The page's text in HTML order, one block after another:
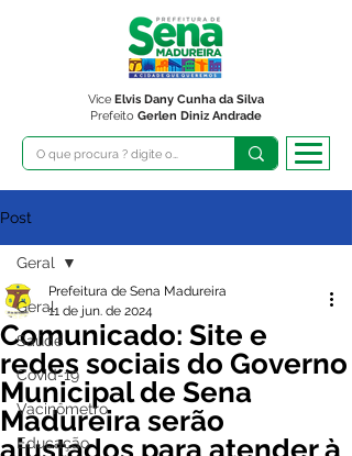
Prefeito Gerlen Diniz Andrade
Vice Elvis Dany Cunha da Silva
Post
Geral
Saúde
Covid-19
Vacinômetro
Educação
Geral
Comunicado: Site e
redes sociais do Governo
Municipal de Sena
Madureira serão
ajustados para atender à
Prefeitura de Sena Madureira
11 de jun. de 2024